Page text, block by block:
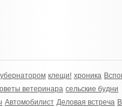
клещи! хроника
ветеринара сельские будни
Автомобилист Деловая встреча В